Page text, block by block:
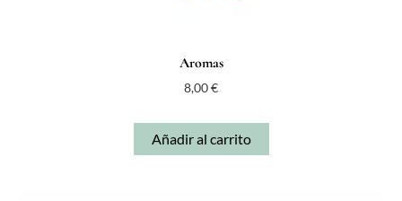
Aromas
8,00€
Añadir al carrito